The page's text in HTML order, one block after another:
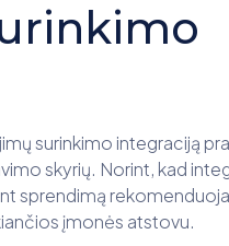
surinkimo integraciją
skyrių. Norint, kad
sprendimą
įmonės atstovu.